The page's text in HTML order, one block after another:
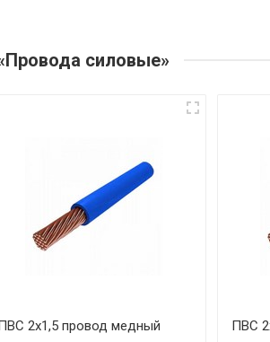
силовые»
2х1,5 провод медный ПВС